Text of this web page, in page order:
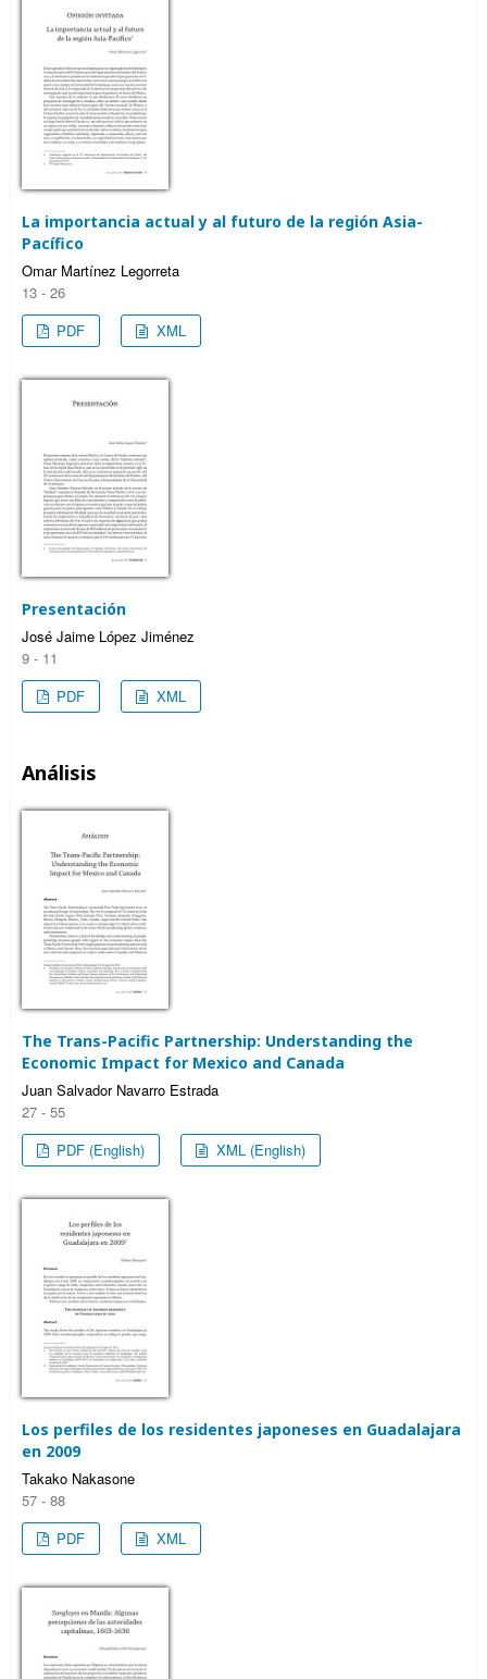
La importancia actual y al futuro de la región Asia-
Pacífico
Omar Martínez Legorreta
13 - 26
PDF
XML
Presentación
José Jaime López Jiménez
9 - 11
PDF
XML
Análisis
The Trans-Pacific Partnership: Understanding the
Economic Impact for Mexico and Canada
Juan Salvador Navarro Estrada
27 - 55
PDF (English)
XML (English)
Los perfiles de los residentes japoneses en Guadalajara
en 2009
Takako Nakasone
57 - 88
PDF
XML